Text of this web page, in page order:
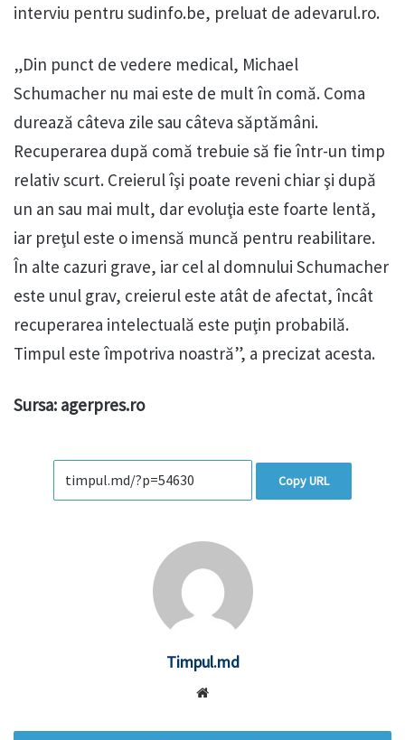
interviu pentru sudinfo.be, preluat de adevarul.ro.
„Din punct de vedere medical, Michael
Schumacher nu mai este de mult în comă. Coma
durează câteva zile sau câteva săptămâni.
Recuperarea după comă trebuie să fie într-un timp
relativ scurt. Creierul îşi poate reveni chiar şi după
un an sau mai mult, dar evoluţia este foarte lentă,
iar preţul este o imensă muncă pentru reabilitare.
În alte cazuri grave, iar cel al domnului Schumacher
este unul grav, creierul este atât de afectat, încât
recuperarea intelectuală este puţin probabilă.
Timpul este împotriva noastră”, a precizat acesta.
Sursa: agerpres.ro
Copy URL
Timpul.md